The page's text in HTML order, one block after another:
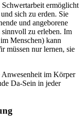
ermöglicht
sich zu erden. Sie
und angeborene
sinnvoll zu erleben. Im
Menschen) kann
müssen nur lernen, sie
Anwesenheit im Körper
Da-Sein in jeder